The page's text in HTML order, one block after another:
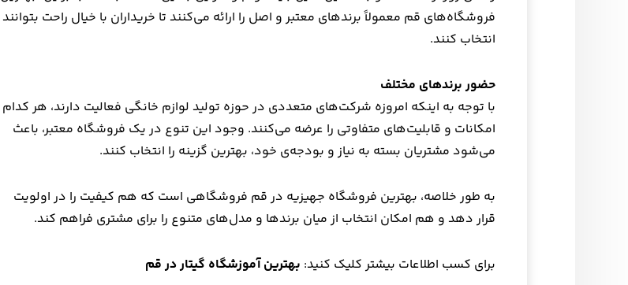
فروشگاه‌های قم معمولاً برندهای معتبر و اصل را ارائه می‌کنند تا خریداران با خیال راحت بتوانند
انتخاب کنند.
حضور برندهای مختلف
با توجه به اینکه امروزه شرکت‌های متعددی در حوزه تولید لوازم خانگی فعالیت دارند، هر کدام
امکانات و قابلیت‌های متفاوتی را عرضه می‌کنند. وجود این تنوع در یک فروشگاه معتبر، باعث
می‌شود مشتریان بسته به نیاز و بودجه‌ی خود، بهترین گزینه را انتخاب کنند.
به طور خلاصه، بهترین فروشگاه جهیزیه در قم فروشگاهی است که هم کیفیت را در اولویت
قرار دهد و هم امکان انتخاب از میان برندها و مدل‌های متنوع را برای مشتری فراهم کند.
برای کسب اطلاعات بیشتر کلیک کنید: بهترین آموزشگاه گیتار در قم